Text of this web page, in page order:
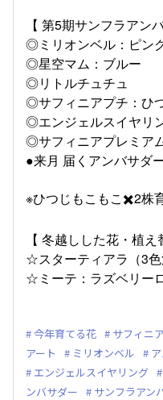
【 第5期サンフラアン
◎ミリオンベル：ピン
◎星空マム：ブルー
◎リトルチュチュ
◎サフィニアプチ：ひ
◎エンジェルスイヤリ
◎サフィニアプレミア
●来月 届くアンバサダ
※ひつじもこもこ✖️2株
【 冬越しした花・植え
☆スターティアラ（3色
☆ミーテ：ラズベリー
今年育てる花 サフィニ
アート
ミリオンベル
エンジェルスイヤリング
ンバサダー
サンフラアン